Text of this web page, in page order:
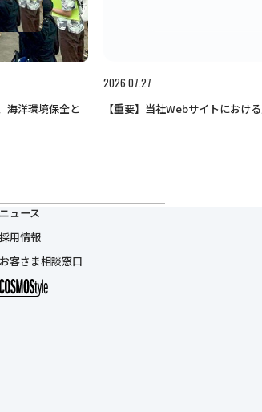
海洋環境保全と
2026.07.27
【重要】当社Webサイトにおけ
ニュース
採用情報
お客さま相談窓口